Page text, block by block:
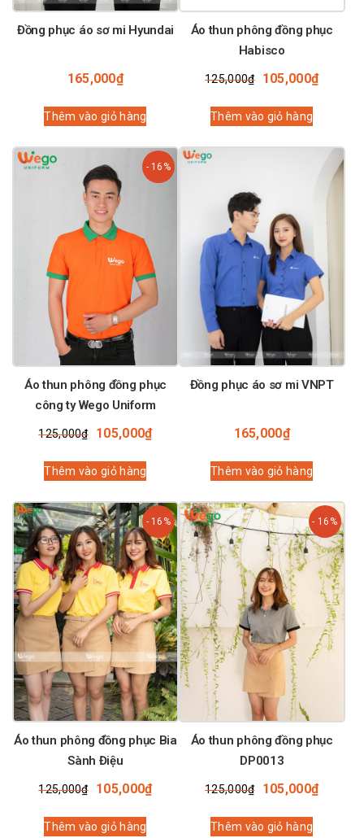
Đồng phục áo sơ mi Hyundai
165,000₫
Thêm vào giỏ hàng
Áo thun phông đồng phục
Habisco
125,000₫
Giá
là:
105,000₫Giá
Thêm vào giỏ hàng
- 16%
Áo thun phông đồng phục
công ty Wego Uniform
125,000₫
Giá
là:
105,000₫Giá
105,000₫.
Thêm vào giỏ hàng
Đồng phục áo sơ mi VNPT
165,000₫
Thêm vào giỏ hàng
- 16%
Áo thun phông đồng phục Bia
Sành Điệu
125,000₫
Giá
là:
105,000₫Giá
Thêm vào giỏ hàng
- 16%
Áo thun phông đồng phục
DP0013
125,000₫
Giá
là:
105,000₫Giá
Thêm vào giỏ hàng